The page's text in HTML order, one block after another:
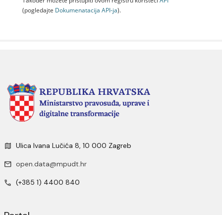
(pogledajte Dokumenаtаcijа API-jа).